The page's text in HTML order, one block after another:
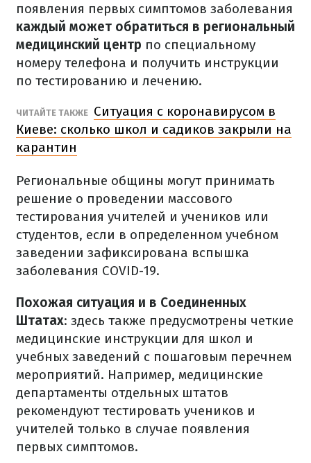
появления первых симптомов заболевания
каждый может обратиться в региональный
медицинский центр по специальному
номеру телефона и получить инструкции
по тестированию и лечению.
ЧИТАЙТЕ ТАКЖЕ Ситуация с коронавирусом в
Киеве: сколько школ и садиков закрыли на
карантин
Региональные общины могут принимать
решение о проведении массового
тестирования учителей и учеников или
студентов, если в определенном учебном
заведении зафиксирована вспышка
заболевания COVID-19.
Похожая ситуация и в Соединенных
Штатах: здесь также предусмотрены четкие
медицинские инструкции для школ и
учебных заведений с пошаговым перечнем
мероприятий. Например, медицинские
департаменты отдельных штатов
рекомендуют тестировать учеников и
учителей только в случае появления
первых симптомов.